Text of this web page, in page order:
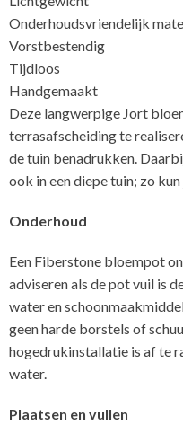
Onderhoudsvriendelijk
Vorstbestendig
Tijdloos
Handgemaakt
Deze langwerpige Jort
terrasafscheiding te
de tuin benadrukken.
ook in een diepe tuin; zo
Onderhoud
Een Fiberstone bloempot
adviseren als de pot vuil is
water en
geen harde borstels of
hogedrukinstallatie is af te
water.
Plaatsen en vullen